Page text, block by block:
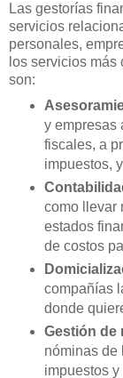
Las gestorías
servicios
personales,
los servicios
son:
y empresas
fiscales, a
impuestos,
como llevar
estados
de costos
compañías
donde
Gestión de
nóminas de
impuestos